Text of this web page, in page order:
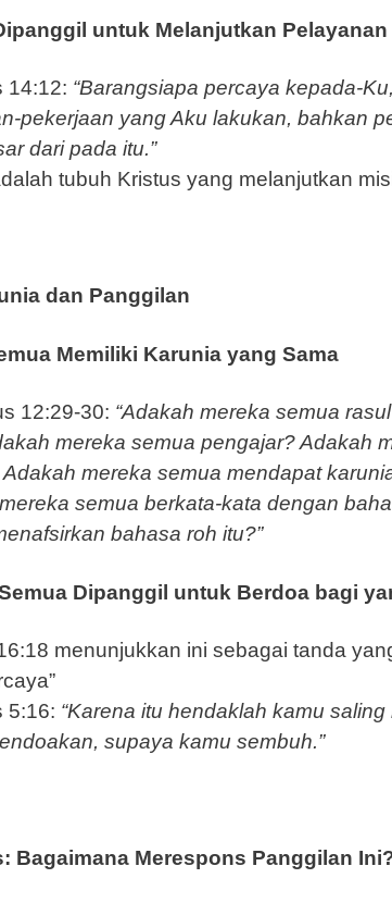
untuk Melanjutkan Pelayanan
14:12: “Barangsiapa percaya kepada-
pekerjaan yang Aku lakukan, bahkan
dari pada itu.”
tubuh Kristus yang melanjutkan
dan Panggilan
Memiliki Karunia yang Sama
12:29-30: “Adakah mereka semua
mereka semua pengajar? Adakah
mereka semua mendapat
semua berkata-kata dengan
bahasa roh itu?”
Dipanggil untuk Berdoa bagi
menunjukkan ini sebagai tanda
5:16: “Karena itu hendaklah kamu
supaya kamu sembuh.”
Bagaimana Merespons Panggilan